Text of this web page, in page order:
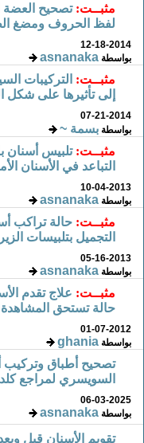
مثبــت: تصحيح العضة
لفظ الحروف ومضغ
12-18-2014
بواسطةasnanaka
مثبــت: التركيبات
إلى تأثيرها على شكل
07-21-2014
بواسطةبسمة ~
مثبــت: تلبيس أسنان
التباعد في الأسنان
10-04-2013
بواسطةasnanaka
مثبــت: حالة تراكب
التجميل بتلبيسات
05-16-2013
بواسطةasnanaka
مثبــت: علاج تقدم
حالة تستحق المشاهدة‏
(
01-07-2012
بواسطةghania
تصحيح أطباق وتركيب
السويسري لمراجع
06-03-2025
بواسطةasnanaka
تقويم الأسنان قبل